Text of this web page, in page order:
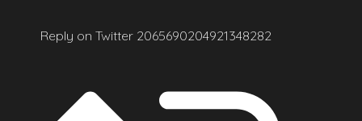
Reply on Twitter 2065690204921348282